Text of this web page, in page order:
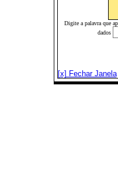
Digite a palavra que
dados
[x] Fechar Janela